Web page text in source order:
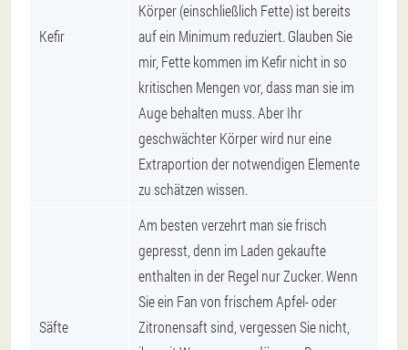
Kefir
Körper (einschließlich Fette) ist bereits
auf ein Minimum reduziert. Glauben Sie
mir, Fette kommen im Kefir nicht in so
kritischen Mengen vor, dass man sie im
Auge behalten muss. Aber Ihr
geschwächter Körper wird nur eine
Extraportion der notwendigen Elemente
zu schätzen wissen.
Säfte
Am besten verzehrt man sie frisch
gepresst, denn im Laden gekaufte
enthalten in der Regel nur Zucker. Wenn
Sie ein Fan von frischem Apfel- oder
Zitronensaft sind, vergessen Sie nicht,